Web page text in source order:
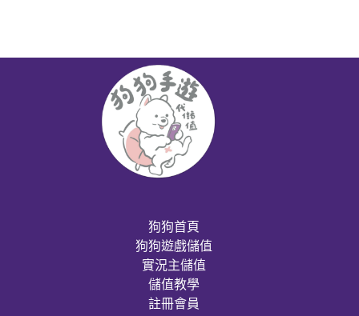
狗狗首頁
狗狗遊戲儲值
實況主儲值
儲值教學
註冊會員